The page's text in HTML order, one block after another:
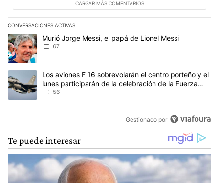
CARGAR MÁS COMENTARIOS
CONVERSACIONES ACTIVAS
Este listado muestra los artículos con más comentarios en los
Un artículo de tendencia con el título "Murió Jorge Messi, el
Murió Jorge Messi, el papá de Lionel Messi
67
Un artículo de tendencia con el título "Los aviones F 16
Los aviones F 16 sobrevolarán el centro porteño y el
lunes participarán de la celebración de la Fuerza
Aérea
56
Gestionado por